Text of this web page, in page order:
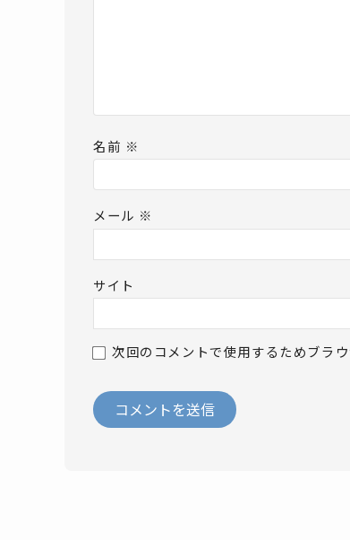
名前 ※
メール ※
サイト
次回のコメントで使用するためブラ